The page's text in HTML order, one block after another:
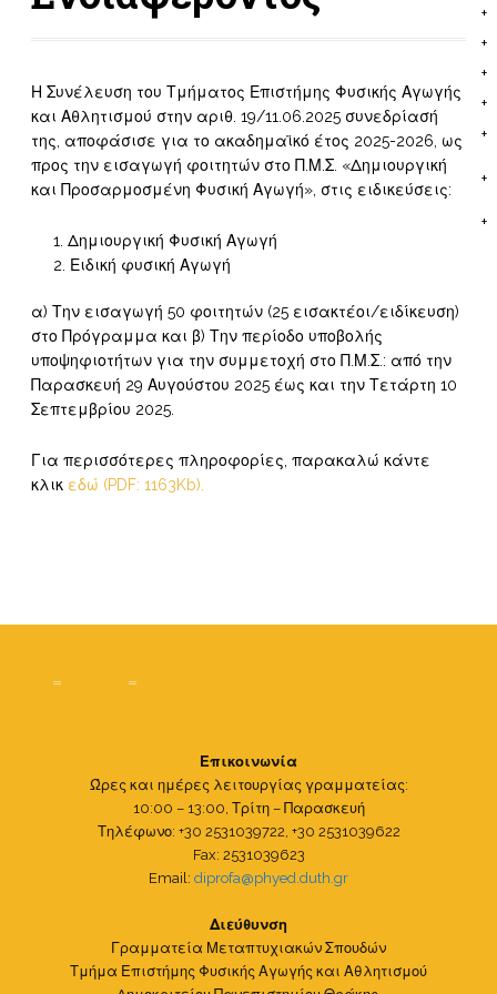
Η Συνέλευση του Τμήματος Επιστήμης Φυσικής Αγωγής
και Αθλητισμού στην αριθ. 19/11.06.2025 συνεδρίασή
της, αποφάσισε για το ακαδημαϊκό έτος 2025-2026, ως
προς την εισαγωγή φοιτητών στο Π.Μ.Σ. «Δημιουργική
και Προσαρμοσμένη Φυσική Αγωγή», στις ειδικεύσεις:
Δημιουργική Φυσική Αγωγή
Ειδική φυσική Αγωγή
α) Την εισαγωγή 50 φοιτητών (25 εισακτέοι/ειδίκευση)
στο Πρόγραμμα και β) Την περίοδο υποβολής
υποψηφιοτήτων για την συμμετοχή στο Π.Μ.Σ.: από την
Παρασκευή 29 Αυγούστου 2025 έως και την Τετάρτη 10
Σεπτεμβρίου 2025.
Για περισσότερες πληροφορίες, παρακαλώ κάντε
κλικ εδώ (PDF: 1163Kb).
Επικοινωνία
Ώρες και ημέρες λειτουργίας γραμματείας:
10:00 – 13:00, Τρίτη – Παρασκευή
Τηλέφωνο: +30 2531039722, +30 2531039622
Fax: 2531039623
Email: diprofa@phyed.duth.gr
Διεύθυνση
Γραμματεία Μεταπτυχιακών Σπουδών
Τμήμα Επιστήμης Φυσικής Αγωγής και Αθλητισμού